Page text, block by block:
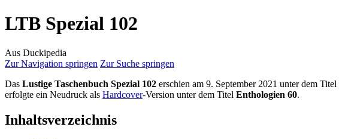
LTB Spezial 102
Aus Duckipedia
Zur Navigation springen Zur Suche springen
Das Lustige Taschenbuch Spezial 102 erschien am 9. September 2021 unter dem Titel
erfolgte ein Neudruck als Hardcover-Version unter dem Titel Enthologien 60.
Inhaltsverzeichnis